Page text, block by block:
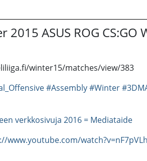
2015 ASUS ROG CS:GO
winter15/matches/view/383
#Assembly#Winter
verkkosivuja 2016 = Mediataide
www.youtube.com/